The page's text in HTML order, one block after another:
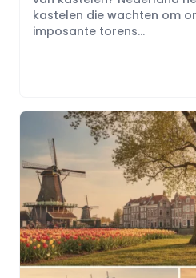
kastelen die wachten om
imposante torens...